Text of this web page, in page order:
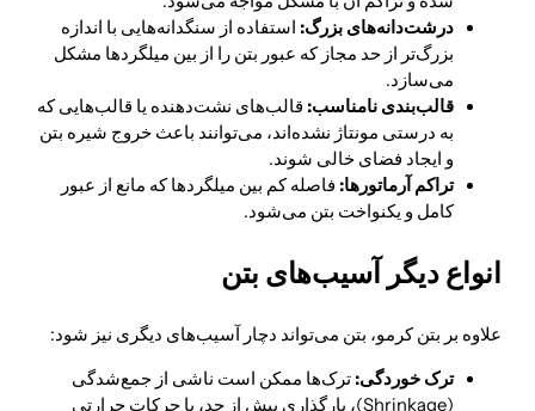
درشت‌دانه‌های بزرگ: استفاده از سنگدانه‌هایی با اندازه
بزرگ‌تر از حد مجاز که عبور بتن را از بین میلگردها مشکل
می‌سازد.
قالب‌بندی نامناسب: قالب‌های نشت‌دهنده یا قالب‌هایی که
به درستی مونتاژ نشده‌اند، می‌توانند باعث خروج شیره بتن
و ایجاد فضای خالی شوند.
تراکم آرماتورها: فاصله کم بین میلگردها که مانع از عبور
کامل و یکنواخت بتن می‌شود.
انواع دیگر آسیب‌های بتن
علاوه بر بتن کرمو، بتن می‌تواند دچار آسیب‌های دیگری نیز شود:
ترک خوردگی: ترک‌ها ممکن است ناشی از جمع‌شدگی
(Shrinkage)، بارگذاری بیش از حد، یا حرکات حرارتی